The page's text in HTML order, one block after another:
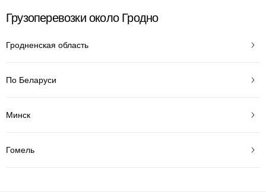
Грузоперевозки около Гродно
Гродненская область
По Беларуси
Минск
Гомель